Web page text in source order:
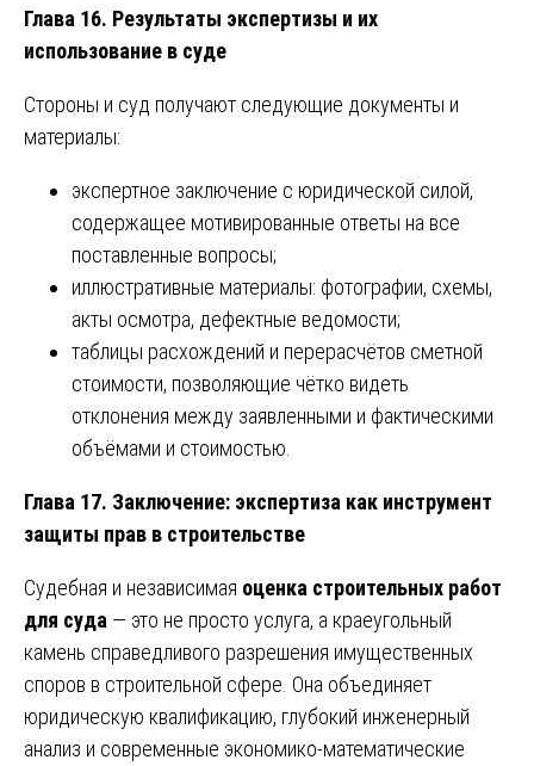
Глава 16. Результаты экспертизы и их
использование в суде
Стороны и суд получают следующие документы и
материалы:
экспертное заключение с юридической силой,
содержащее мотивированные ответы на все
поставленные вопросы;
иллюстративные материалы: фотографии, схемы,
акты осмотра, дефектные ведомости;
таблицы расхождений и перерасчётов сметной
стоимости, позволяющие чётко видеть
отклонения между заявленными и фактическими
объёмами и стоимостью.
Глава 17. Заключение: экспертиза как инструмент
защиты прав в строительстве
Судебная и независимая оценка строительных работ
для суда — это не просто услуга, а краеугольный
камень справедливого разрешения имущественных
споров в строительной сфере. Она объединяет
юридическую квалификацию, глубокий инженерный
анализ и современные экономико-математические